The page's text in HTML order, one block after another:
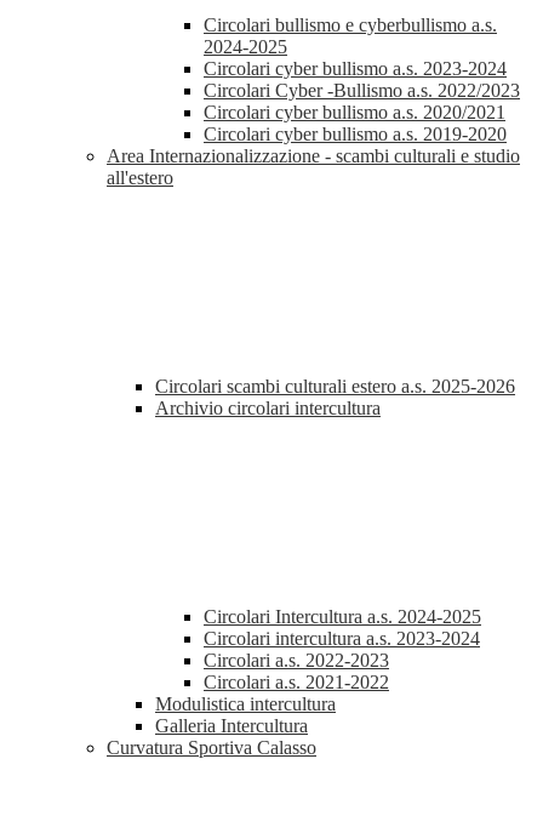
Circolari bullismo e cyberbullismo a.s.
2024-2025
Circolari cyber bullismo a.s. 2023-2024
Circolari Cyber -Bullismo a.s. 2022/2023
Circolari cyber bullismo a.s. 2020/2021
Circolari cyber bullismo a.s. 2019-2020
Area Internazionalizzazione - scambi culturali e studio
all'estero
Circolari scambi culturali estero a.s. 2025-2026
Archivio circolari intercultura
Circolari Intercultura a.s. 2024-2025
Circolari intercultura a.s. 2023-2024
Circolari a.s. 2022-2023
Circolari a.s. 2021-2022
Modulistica intercultura
Galleria Intercultura
Curvatura Sportiva Calasso